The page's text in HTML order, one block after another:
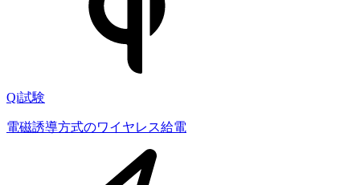
Qi試験
電磁誘導方式のワイヤレス給電